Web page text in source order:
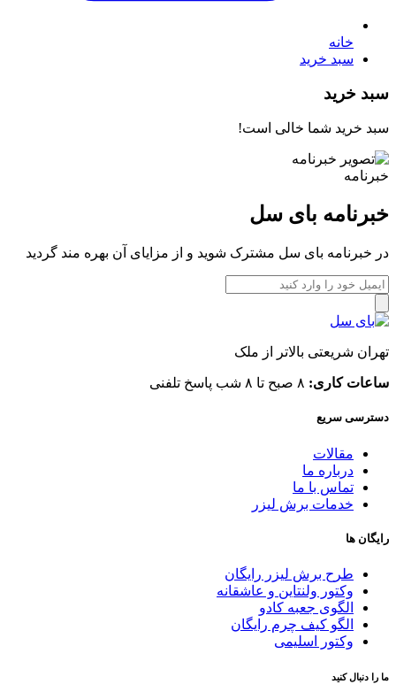
خانه
سبد خرید
سبد خرید
سبد خرید شما خالی است!
خبرنامه
خبرنامه بای سل
در خبرنامه بای سل مشترک شوید و از مزایای آن بهره مند گردید
تهران شریعتی بالاتر از ملک
ساعات کاری: ۸ صبح تا ۸ شب پاسخ تلفنی
دسترسی سریع
مقالات
درباره ما
تماس با ما
خدمات برش لیزر
رایگان ها
طرح برش لیزر رایگان
وکتور ولنتاین و عاشقانه
الگوی جعبه کادو
الگو کیف چرم رایگان
وکتور اسلیمی
ما را دنبال کنید